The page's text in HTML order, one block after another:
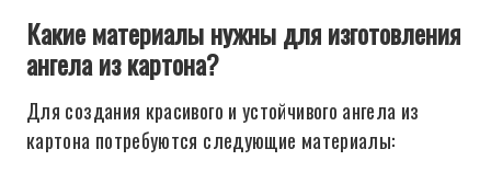
Какие материалы нужны для изготовления
ангела из картона?
Для создания красивого и устойчивого ангела из
картона потребуются следующие материалы: